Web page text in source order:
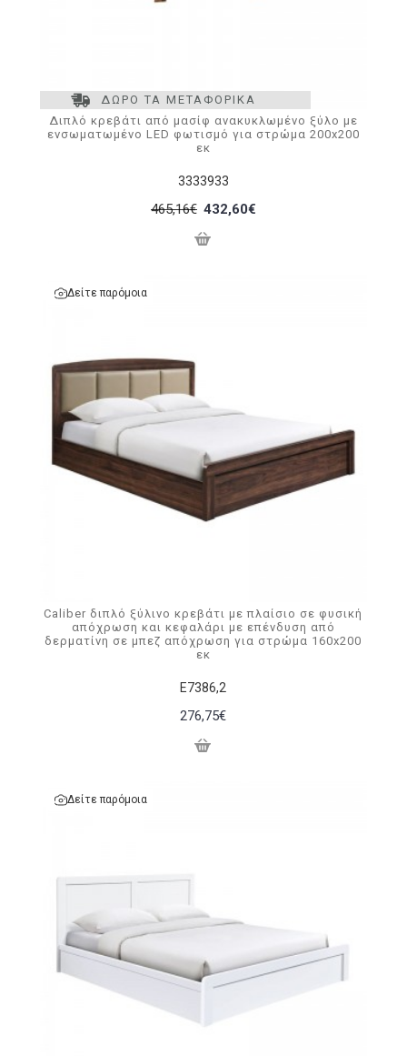
ΔΩΡΟ ΤΑ ΜΕΤΑΦΟΡΙΚΑ
3333933
Διπλό κρεβάτι από μασίφ ανακυκλωμένο ξύλο με
ενσωματωμένο LED φωτισμό για στρώμα 200x200
εκ
465,16€ 432,60€
Δείτε παρόμοια
Ε7386,2
Caliber διπλό ξύλινο κρεβάτι με πλαίσιο σε φυσική
απόχρωση και κεφαλάρι με επένδυση από
δερματίνη σε μπεζ απόχρωση για στρώμα 160x200
εκ
276,75€
Δείτε παρόμοια